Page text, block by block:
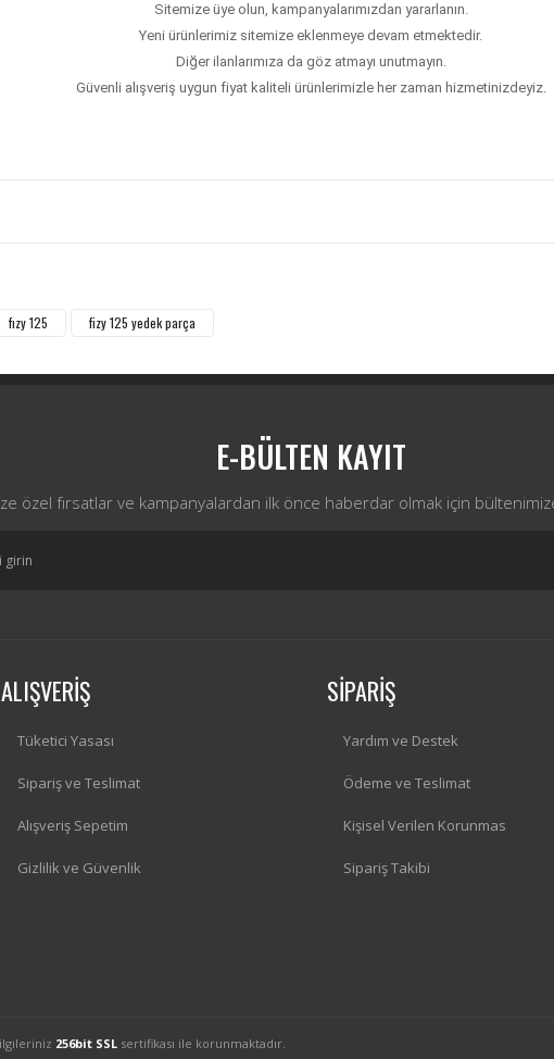
Sitemize üye olun, kampanyalarımızdan yararlanın.
Yeni ürünlerimiz sitemize eklenmeye devam etmektedir.
Diğer ilanlarımıza da göz atmayı unutmayın.
Güvenli alışveriş uygun fiyat kaliteli ürünlerimizle her zaman hizmetinizdeyiz.
fızy 125 fizy 125 yedek parça
E-BÜLTEN KAYIT
özel fırsatlar ve kampanyalardan ilk önce haberdar olmak için
ALIŞVERİŞ
Tüketici Yasası
Sipariş ve Teslimat
Alışveriş Sepetim
Gizlilik ve Güvenlik
SİPARİŞ
Yardım ve Destek
Ödeme ve Teslimat
Kişisel Verilen Korunmas
Sipariş Takibi
256bit SSL sertifikası ile korunmaktadır.